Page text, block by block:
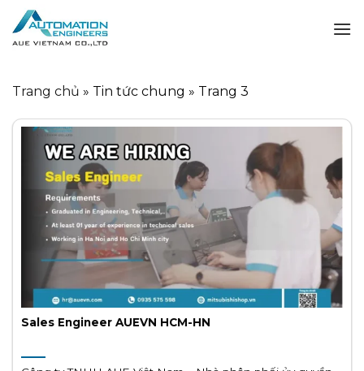
Skip
to
content
Trang chủ » Tin tức chung » Trang 3
Sales Engineer AUEVN HCM-HN